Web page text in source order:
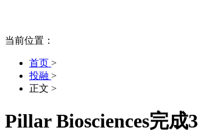
当前位置：
首页 >
投融 >
正文 >
Pillar Biosciences完